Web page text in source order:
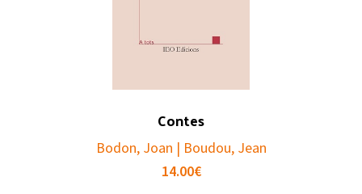
Contes
Bodon, Joan | Boudou, Jean
14.00€